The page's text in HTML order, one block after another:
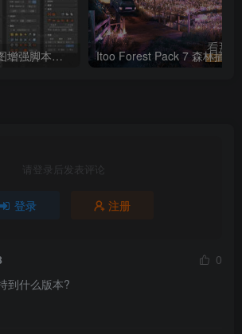
3dmax模型UV贴图增强脚本插件工具UVTools 3.2L 汉化破解版 For 3dmax2014~2023
请登录后发表评论
登录 注册
0
到什么版本?